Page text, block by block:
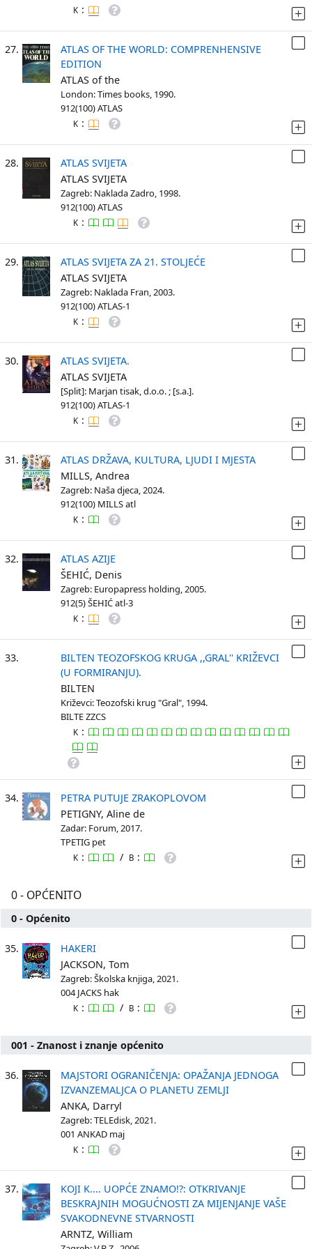
K :
27.
ATLAS OF THE WORLD: COMPRENHENSIVE
EDITION
ATLAS of the
London: Times books, 1990.
912(100) ATLAS
K :
28.
ATLAS SVIJETA
ATLAS SVIJETA
Zagreb: Naklada Zadro, 1998.
912(100) ATLAS
K :
29.
ATLAS SVIJETA ZA 21. STOLJEĆE
ATLAS SVIJETA
Zagreb: Naklada Fran, 2003.
912(100) ATLAS-1
K :
30.
ATLAS SVIJETA.
ATLAS SVIJETA
[Split]: Marjan tisak, d.o.o. ; [s.a.].
912(100) ATLAS-1
K :
31.
ATLAS DRŽAVA, KULTURA, LJUDI I MJESTA
MILLS, Andrea
Zagreb: Naša djeca, 2024.
912(100) MILLS atl
K :
32.
ATLAS AZIJE
ŠEHIĆ, Denis
Zagreb: Europapress holding, 2005.
912(5) ŠEHIĆ atl-3
K :
33.
BILTEN TEOZOFSKOG KRUGA ,,GRAL'' KRIŽEVCI
(U FORMIRANJU).
BILTEN
Križevci: Teozofski krug "Gral", 1994.
BILTE ZZCS
K :
34.
PETRA PUTUJE ZRAKOPLOVOM
PETIGNY, Aline de
Zadar: Forum, 2017.
TPETIG pet
K : / B :
0 - OPĆENITO
0 - Općenito
35.
HAKERI
JACKSON, Tom
Zagreb: Školska knjiga, 2021.
004 JACKS hak
K : / B :
001 - Znanost i znanje općenito
36.
MAJSTORI OGRANIČENJA: OPAŽANJA JEDNOGA
IZVANZEMALJCA O PLANETU ZEMLJI
ANKA, Darryl
Zagreb: TELEdisk, 2021.
001 ANKAD maj
K :
37.
KOJI K.... UOPĆE ZNAMO!?: OTKRIVANJE
BESKRAJNIH MOGUĆNOSTI ZA MIJENJANJE VAŠE
SVAKODNEVNE STVARNOSTI
ARNTZ, William